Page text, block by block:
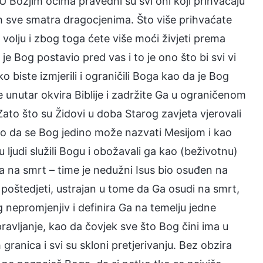
smatra dragocjenima. Što više prihvaćate
i zbog toga ćete više moći živjeti prema
Bog postavio pred vas i to je ono što bi svi vi
biste izmjerili i ograničili Boga kao da je Bog
okvira Biblije i zadržite Ga u ograničenom
što su Židovi u doba Starog zavjeta vjerovali
da se Bog jedino može nazvati Mesijom i kao
služili Bogu i obožavali ga kao (beživotnu)
na smrt – time je nedužni Isus bio osuđen na
ustrajan u tome da Ga osudi na smrt,
i definira Ga na temelju jedne
kao da čovjek sve što Bog čini ima u
i svi su skloni pretjerivanju. Bez obzira